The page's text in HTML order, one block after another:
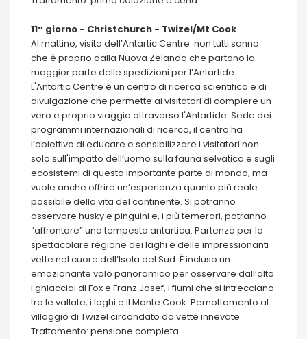
11° giorno - Christchurch - Twizel/Mt Cook
Al mattino, visita dell’Antartic Centre: non tutti sanno
che è proprio dalla Nuova Zelanda che partono la
maggior parte delle spedizioni per l’Antartide.
L'Antartic Centre è un centro di ricerca scientifica e di
divulgazione che permette ai visitatori di compiere un
vero e proprio viaggio attraverso l'Antartide. Sede dei
programmi internazionali di ricerca, il centro ha
l’obiettivo di educare e sensibilizzare i visitatori non
solo sull'impatto dell’uomo sulla fauna selvatica e sugli
ecosistemi di questa importante parte di mondo, ma
vuole anche offrire un’esperienza quanto più reale
possibile della vita del continente. Si potranno
osservare husky e pinguini e, i più temerari, potranno
“affrontare” una tempesta antartica. Partenza per la
spettacolare regione dei laghi e delle impressionanti
vette nel cuore dell’Isola del Sud. È incluso un
emozionante volo panoramico per osservare dall’alto
i ghiacciai di Fox e Franz Josef, i fiumi che si intrecciano
tra le vallate, i laghi e il Monte Cook. Pernottamento al
villaggio di Twizel circondato da vette innevate.
Trattamento: pensione completa